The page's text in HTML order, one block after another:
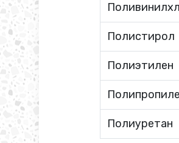
Полистирол
Полиэтилен
Полиуретан